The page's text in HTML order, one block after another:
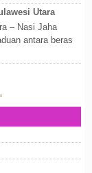
Utara
– Nasi Jaha
antara beras